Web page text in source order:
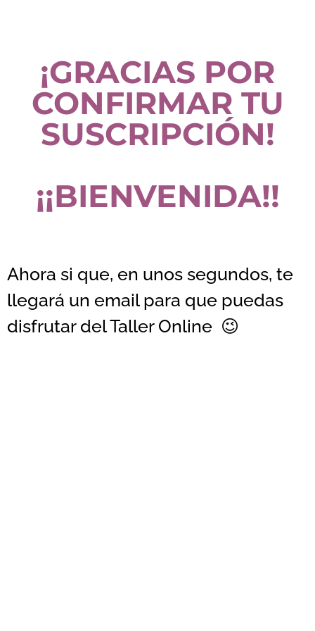
¡GRACIAS POR
CONFIRMAR TU
SUSCRIPCIÓN!
¡¡BIENVENIDA!!
Ahora si que, en unos segundos, te
llegará un email para que puedas
disfrutar del Taller Online 😉